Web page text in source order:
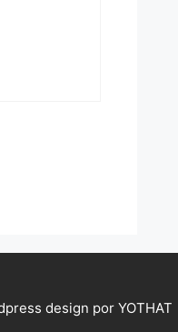
design por YOTHAT